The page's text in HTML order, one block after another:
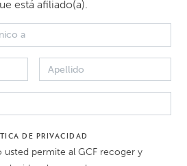
in outreach work to increase
civil society and the
Toolkit is intended to
of the IRM in their local
and physical materials, which
context of each CSO. Digital
está afiliado(a).
DE PRIVACIDAD
usted permite al GCF recoger y